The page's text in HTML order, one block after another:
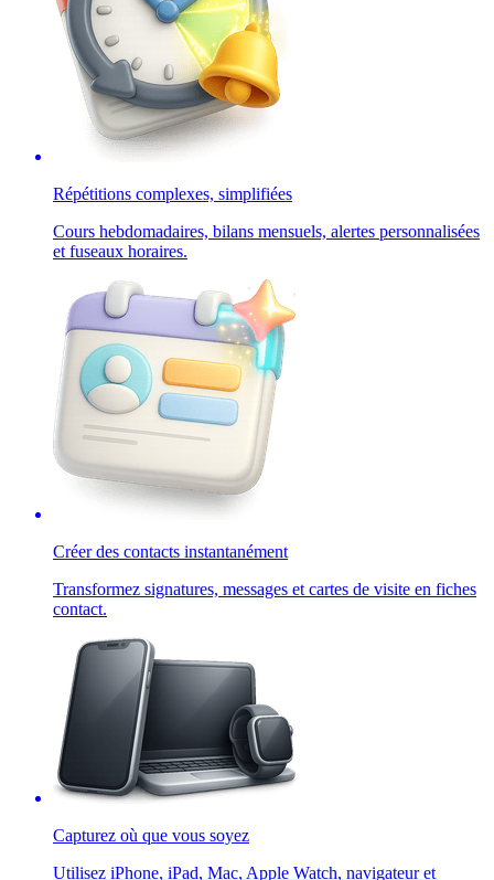
Répétitions complexes, simplifiées
Cours hebdomadaires, bilans mensuels, alertes personnalisées
et fuseaux horaires.
Créer des contacts instantanément
Transformez signatures, messages et cartes de visite en fiches
contact.
Capturez où que vous soyez
Utilisez iPhone, iPad, Mac, Apple Watch, navigateur et